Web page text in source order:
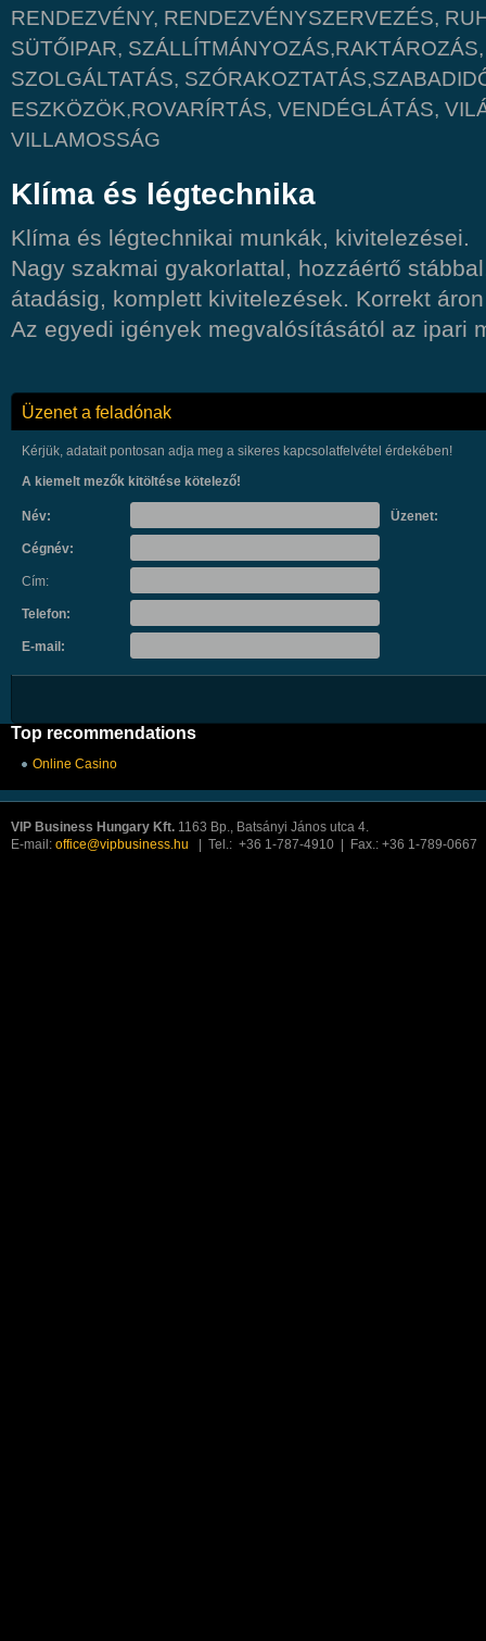
RENDEZVÉNY, RENDEZVÉNYSZERVEZÉS,
SÜTŐIPAR,
SZOLGÁLTATÁS,
ESZKÖZÖK,ROVARÍRTÁS, VENDÉGLÁTÁS,
VILLAMOSSÁG
Klíma és légtechnika
Klíma és légtechnikai munkák, kivitelezései.
Nagy szakmai gyakorlattal, hozzáértő
átadásig, komplett kivitelezések. Korrekt
Az egyedi igények megvalósításától az ipari
Üzenet a feladónak
Kérjük, adatait pontosan adja meg a sikeres kapcsolatfelvétel érdekében!
A kiemelt mezők kitöltése kötelező!
Név:
Cégnév:
Cím:
Telefon:
E-mail:
Üzenet:
Top recommendations
Online Casino
VIP Business Hungary Kft. 1163 Bp., Batsányi János utca 4.
E-mail: office@vipbusiness.hu | Tel.: +36 1-787-4910 | Fax.: +36 1-789-0667